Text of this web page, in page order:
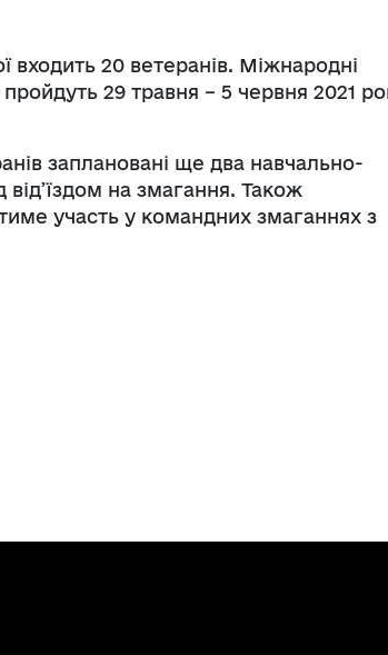
входить 20 ветеранів. Міжнародні
29 травня – 5 червня 2021
заплановані ще два навчально-
на змагання. Також
участь у командних змаганнях з